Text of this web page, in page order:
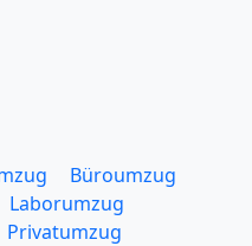
Büroumzug
Laborumzug
Privatumzug